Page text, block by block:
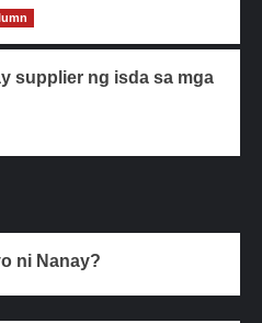
supplier ng isda sa mga
ni Nanay?